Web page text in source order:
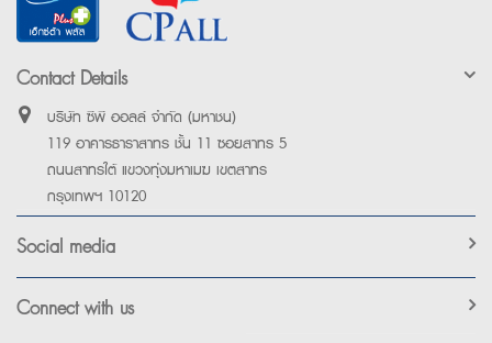
Contact Details
บริษัท ซีพี ออลล์ จำกัด (มหาชน)
119 อาคารธาราสาทร ชั้น 11 ซอยสาทร 5
ถนนสาทรใต้ แขวงทุ่งมหาเมฆ เขตสาทร
กรุงเทพฯ 10120
Social media
Connect with us